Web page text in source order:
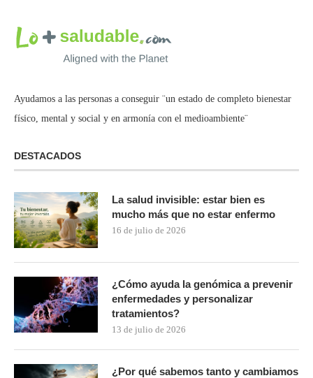
Ayudamos a las personas a conseguir ¨un estado de completo bienestar
físico, mental y social y en armonía con el medioambiente¨
DESTACADOS
La salud invisible: estar bien es
mucho más que no estar enfermo
16 de julio de 2026
¿Cómo ayuda la genómica a prevenir
enfermedades y personalizar
tratamientos?
13 de julio de 2026
¿Por qué sabemos tanto y cambiamos